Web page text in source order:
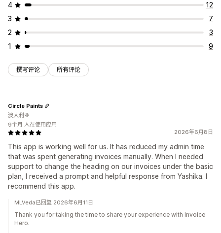
4
12
3
7
2
3
1
9
撰写评论 所有评论
2026年6月8日
This app is working well for us. It has reduced my admin time
that was spent generating invoices manually. When I needed
support to change the heading on our invoices under the basic
plan, I received a prompt and helpful response from Yashika. I
recommend this app.
Circle Paints
澳大利亚
9个月 人在使用应用
MLVeda已回复 2026年6月11日
Thank you for taking the time to share your experience with Invoice
Hero.